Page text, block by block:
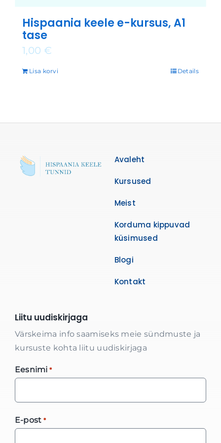
Hispaania keele e-kursus, A1
tase
1,00 €
Lisa korvi Details
Avaleht
Kursused
Meist
Korduma kippuvad
küsimused
Blogi
Kontakt
Liitu uudiskirjaga
Värskeima info saamiseks meie sündmuste ja
kursuste kohta liitu uudiskirjaga
Eesnimi *
E-post *